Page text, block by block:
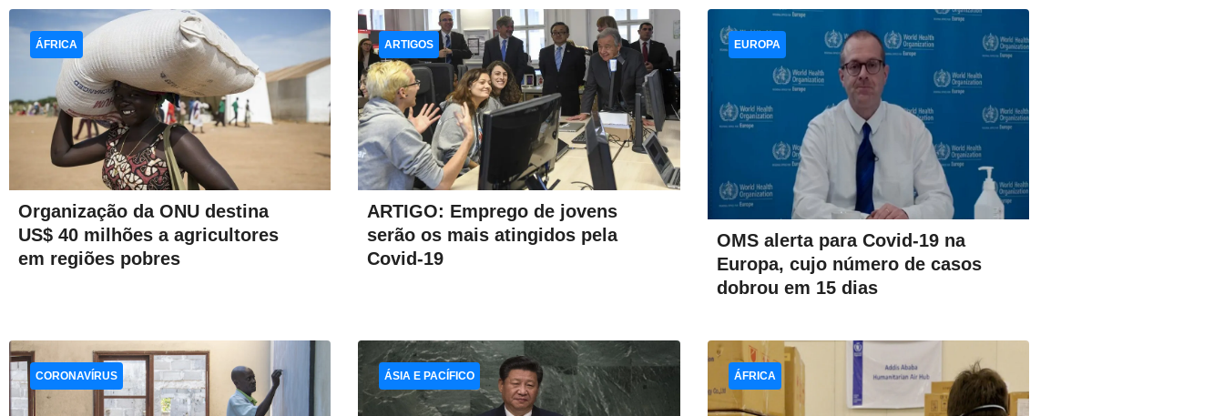
Organização da ONU destina
US$ 40 milhões a agricultores
em regiões pobres
ÁFRICA
ARTIGO: Emprego de jovens
serão os mais atingidos pela
Covid-19
ARTIGOS
OMS alerta para Covid-19 na
Europa, cujo número de casos
dobrou em 15 dias
EUROPA
CORONAVÍRUS ÁSIA E PACÍFICO ÁFRICA